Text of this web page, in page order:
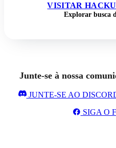
VISITAR
Explorar busca
Junte-se à nossa
JUNTE-SE AO
SIGA O